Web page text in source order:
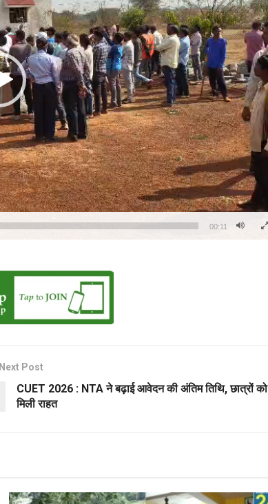
00:11
Next Post
CUET 2026 : NTA ने बढ़ाई आवेदन की अंतिम तिथि, छात्रों को
मिली राहत